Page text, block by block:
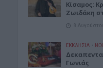
Kίσαμος:
Ζωιδάκη
8
ΕΚΚΛΗΣΙΑ •
Γωνιάς